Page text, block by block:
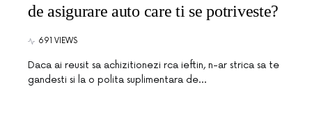
de asigurare auto care ti se potriveste?
691 VIEWS
Daca ai reusit sa achizitionezi rca ieftin, n-ar strica sa te
gandesti si la o polita suplimentara de…